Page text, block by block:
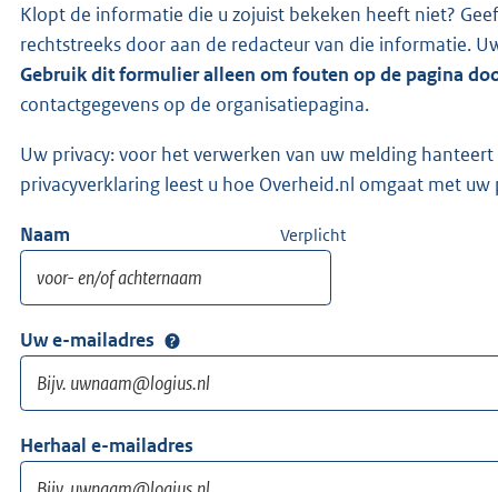
Klopt de informatie die u zojuist bekeken heeft niet?
rechtstreeks door aan de redacteur van die informatie.
Gebruik dit formulier alleen om fouten op de pagina
contactgegevens op de organisatiepagina.
Uw privacy: voor het verwerken van uw melding
privacyverklaring leest u hoe Overheid.nl omgaat met
Naam Verplicht
Uw e-mailadres
Herhaal e-mailadres